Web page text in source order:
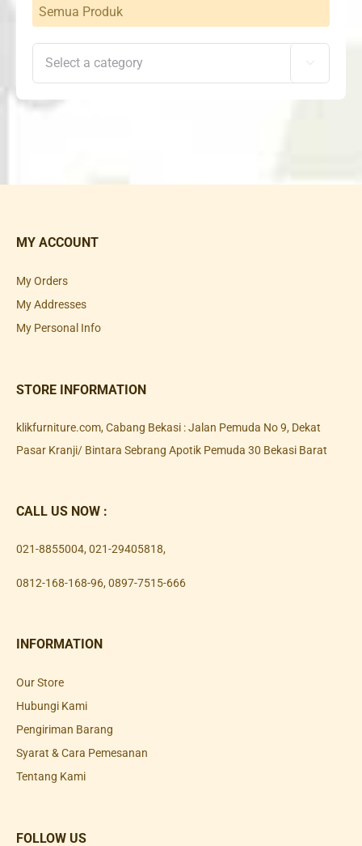
Semua Produk

MY ACCOUNT
My Orders
My Addresses
My Personal Info
STORE INFORMATION
klikfurniture.com, Cabang Bekasi : Jalan Pemuda No 9, Dekat
Pasar Kranji/ Bintara Sebrang Apotik Pemuda 30 Bekasi Barat
CALL US NOW :
021-8855004, 021-29405818,
0812-168-168-96, 0897-7515-666
INFORMATION
Our Store
Hubungi Kami
Pengiriman Barang
Syarat & Cara Pemesanan
Tentang Kami
FOLLOW US